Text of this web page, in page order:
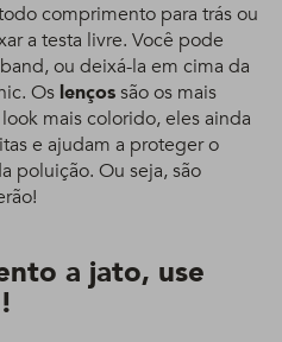
comprimento para trás ou
a testa livre. Você pode
ou deixá-la em cima da
Os lençossão os mais
mais colorido, eles ainda
e ajudam a proteger o
poluição. Ou seja, são
a jato, use